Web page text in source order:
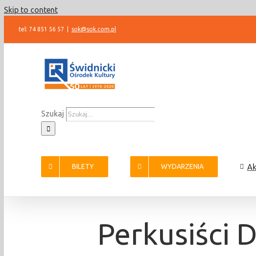
Skip to content
tel: 74 851 56 57 sok@sok.com.pl
Szukaj
BILETY WYDARZENIA
Perkusiści